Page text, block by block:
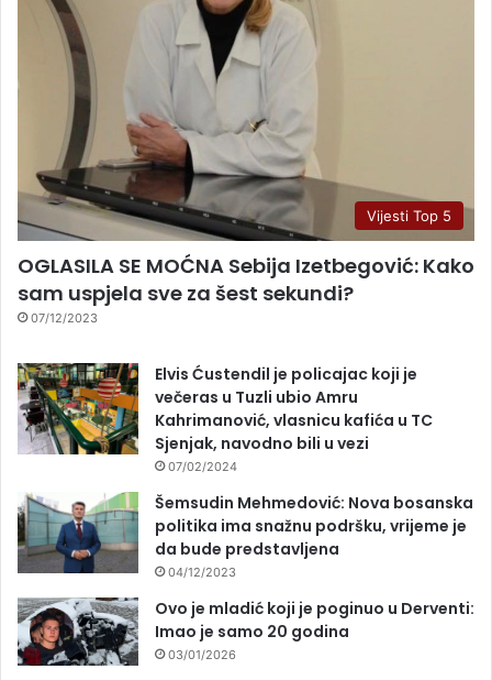
Vijesti Top 5
OGLASILA SE MOĆNA Sebija Izetbegović: Kako
sam uspjela sve za šest sekundi?
07/12/2023
Elvis Ćustendil je policajac koji je
večeras u Tuzli ubio Amru
Kahrimanović, vlasnicu kafića u TC
Sjenjak, navodno bili u vezi
07/02/2024
Šemsudin Mehmedović: Nova bosanska
politika ima snažnu podršku, vrijeme je
da bude predstavljena
04/12/2023
Ovo je mladić koji je poginuo u Derventi:
Imao je samo 20 godina
03/01/2026